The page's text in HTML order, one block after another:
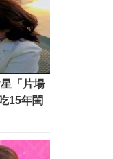
「片場
15年閨